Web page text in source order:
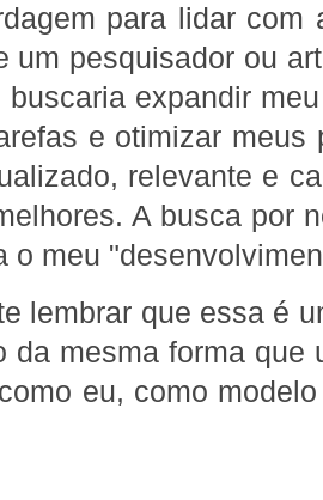
para lidar com
um pesquisador ou
buscaria expandir
e otimizar meus
relevante e
A busca por
o meu
lembrar que essa é
da mesma forma que
eu, como